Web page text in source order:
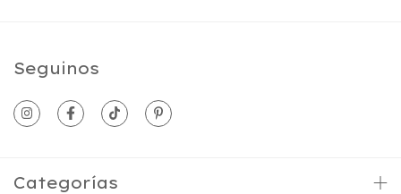
Seguinos
Categorías